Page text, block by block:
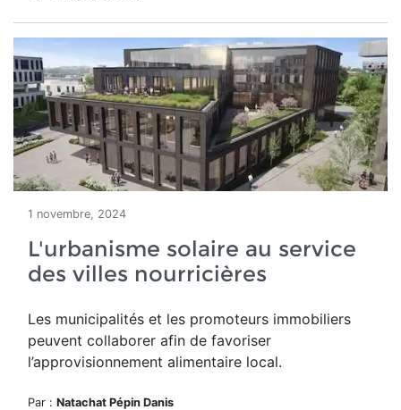
1 novembre, 2024
L'urbanisme solaire au service
des villes nourricières
Les municipalités et les promoteurs immobiliers
peuvent collaborer afin de favoriser
l’approvisionnement alimentaire local.
Par : Natachat Pépin Danis